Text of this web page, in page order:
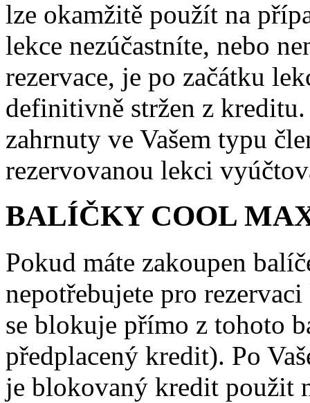
lze okamžitě použít na
lekce nezúčastníte, nebo
rezervace, je po začátku
definitivně stržen z
zahrnuty ve Vašem typu
rezervovanou lekci
BALÍČKY COOL
Pokud máte zakoupen
nepotřebujete pro
se blokuje přímo z tohoto
předplacený kredit). Po
je blokovaný kredit použit